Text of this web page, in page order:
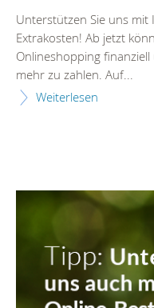
Unterstützen Sie uns mit
Extrakosten! Ab jetzt
Onlineshopping
mehr zu zahlen. Auf...
Weiterlesen